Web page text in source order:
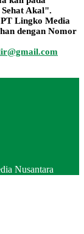
Akal".
Lingko Media
dengan Nomor
Nusantara